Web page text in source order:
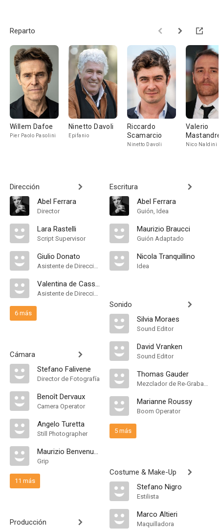
Reparto
Willem Dafoe
Pier Paolo Pasolini
Ninetto Davoli
Epifanio
Riccardo
Scamarcio
Ninetto Davoli
Valerio
Nico Naldini
Dirección
Abel Ferrara
Director
Lara Rastelli
Script Supervisor
Giulio Donato
Asistente de Dirección
Valentina de Cassan
Asistente de Dirección
6 más
Cámara
Stefano Falivene
Director de Fotografía
Benoît Dervaux
Camera Operator
Angelo Turetta
Still Photographer
Maurizio Benvenuto
Grip
11 más
Producción
Escritura
Abel Ferrara
Guión, Idea
Maurizio Braucci
Guión Adaptado
Nicola Tranquillino
Idea
Sonido
Silvia Moraes
Sound Editor
David Vranken
Sound Editor
Thomas Gauder
Mezclador de Re-Grabación de Sonido
Marianne Roussy
Boom Operator
5 más
Costume & Make-Up
Stefano Nigro
Estilista
Marco Altieri
Maquilladora